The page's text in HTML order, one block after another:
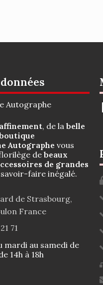
Autographe
, de la belle
Autographe vous
de beaux
de grandes
savoir-faire inégalé.
de Strasbourg,
France
71
mardi au samedi de
14h à 18h